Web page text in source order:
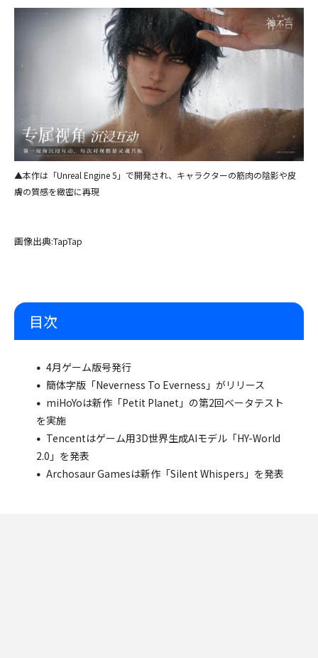
▲本作は「Unreal Engine 5」で開発され、キャラクターの筋肉の陰影や皮
膚の質感を緻密に再現
画像出典:TapTap
目次
4月ゲーム版号発行
簡体字版「Neverness To Everness」がリリース
miHoYoは新作「Petit Planet」の第2回ベータテスト
を実施
Tencentはゲーム用3D世界生成AIモデル「HY-World
2.0」を発表
Archosaur Gamesは新作「Silent Whispers」を発表